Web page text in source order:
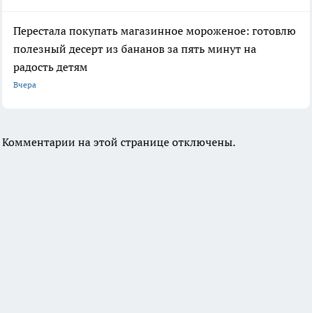
Перестала покупать магазинное мороженое: готовлю
полезный десерт из бананов за пять минут на
радость детям
Вчера
Комментарии на этой странице отключены.